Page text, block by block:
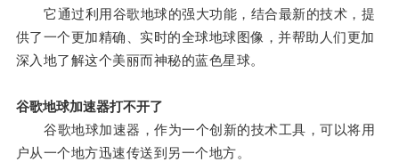
它通过利用谷歌地球的强大功能，结合最新的技术，提
供了一个更加精确、实时的全球地球图像，并帮助人们更加
深入地了解这个美丽而神秘的蓝色星球。
谷歌地球加速器打不开了
谷歌地球加速器，作为一个创新的技术工具，可以将用
户从一个地方迅速传送到另一个地方。